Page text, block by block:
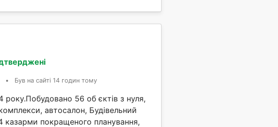
• Був на сайті 14 годин тому
56 об єктів з нуля,
автосалон, Будівельний
казарми покращеного планування,